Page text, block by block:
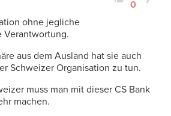
0
ohne jegliche
Verantwortung.
aus dem Ausland hat sie auch
Schweizer Organisation zu tun.
muss man mit dieser CS Bank
machen.